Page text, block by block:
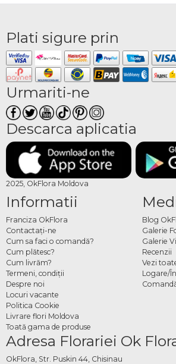
Plati sigure prin
Urmariti-ne
Descarca aplicatia
2025, OkFlora Moldova
Informatii
Franciza OkFlora
Contactaţi-ne
Cum sa faci o comandă?
Cum plătesc?
Cum livrăm?
Termeni, condiţii
Despre noi
Locuri vacante
Politica Cookie
Livrare flori Moldova
Toată gama de produse
Blog
Galerie
Galerie
Recenzii
Vezi
Logare/
Adresa Florariei Ok
OkFlora, Str. Puskin 44, Chisinau